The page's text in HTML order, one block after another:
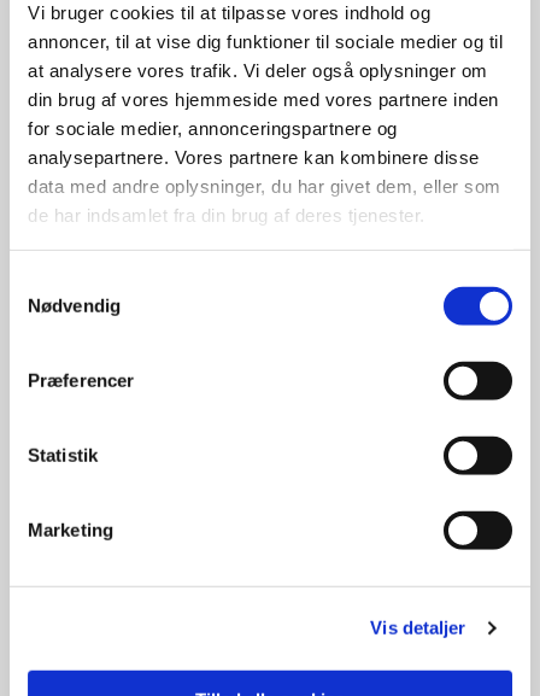
Vi bruger cookies til at tilpasse vores indhold og
annoncer, til at vise dig funktioner til sociale medier og til
at analysere vores trafik. Vi deler også oplysninger om
din brug af vores hjemmeside med vores partnere inden
for sociale medier, annonceringspartnere og
analysepartnere. Vores partnere kan kombinere disse
data med andre oplysninger, du har givet dem, eller som
de har indsamlet fra din brug af deres tjenester.
Nødvendig
Præferencer
Statistik
Marketing
Vis detaljer